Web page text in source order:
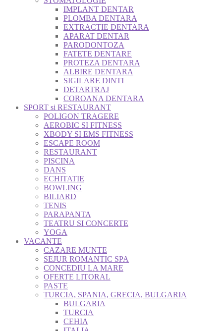
IMPLANT DENTAR
PLOMBA DENTARA
EXTRACTIE DENTARA
APARAT DENTAR
PARODONTOZA
FATETE DENTARE
PROTEZA DENTARA
ALBIRE DENTARA
SIGILARE DINTI
DETARTRAJ
COROANA DENTARA
SPORT si RESTAURANT
POLIGON TRAGERE
AEROBIC SI FITNESS
XBODY SI EMS FITNESS
ESCAPE ROOM
RESTAURANT
PISCINA
DANS
ECHITATIE
BOWLING
BILIARD
TENIS
PARAPANTA
TEATRU SI CONCERTE
YOGA
VACANTE
CAZARE MUNTE
SEJUR ROMANTIC SPA
CONCEDIU LA MARE
OFERTE LITORAL
PASTE
TURCIA, SPANIA, GRECIA, BULGARIA
BULGARIA
TURCIA
CEHIA